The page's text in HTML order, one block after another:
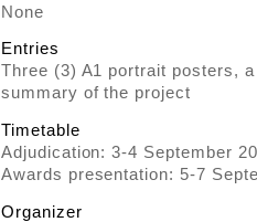
None
Entries
Three (3) A1 portrait posters,
summary of the project
Timetable
Adjudication: 3-4 September
Awards presentation: 5-7
Organizer